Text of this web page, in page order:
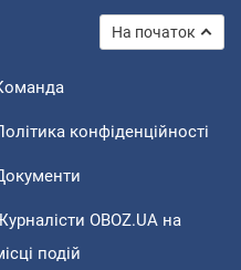
На початок
конфіденційності
OBOZ.UA на
подій